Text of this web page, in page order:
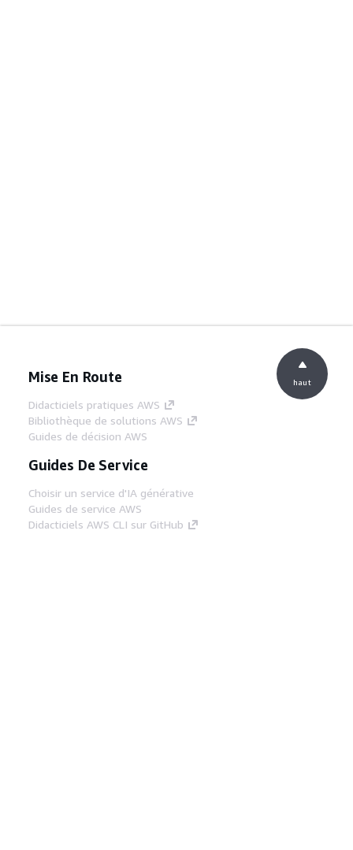
Mise En Route
Didacticiels pratiques AWS
Bibliothèque de solutions AWS
Guides de décision AWS
Guides De Service
Choisir un service d'IA générative
Guides de service AWS
Didacticiels AWS CLI sur GitHub
haut